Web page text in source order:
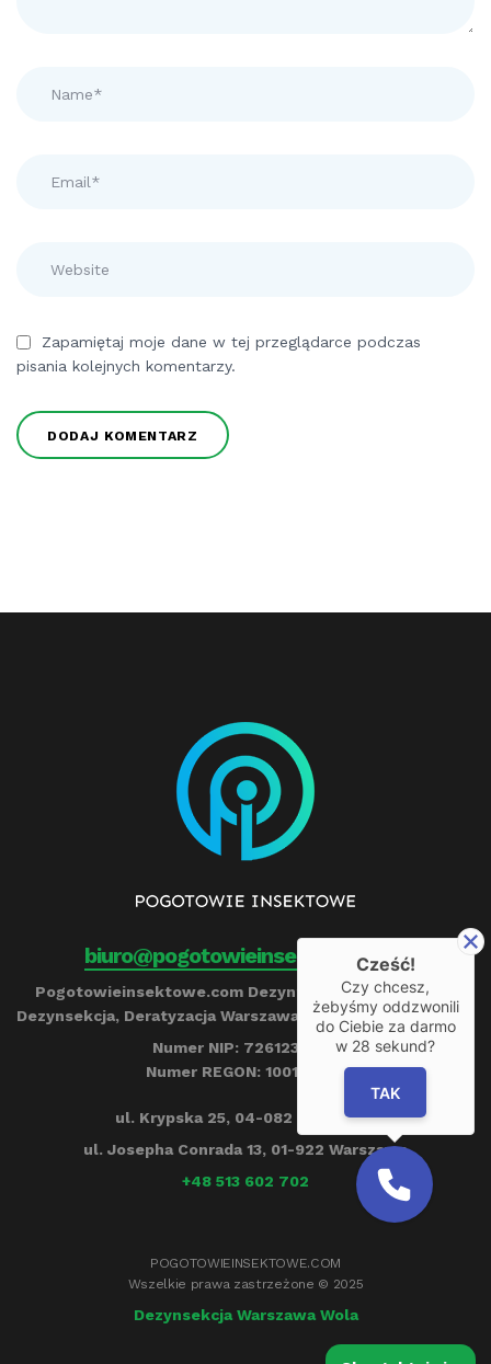
Zapamiętaj moje dane w tej przeglądarce podczas
pisania kolejnych komentarzy.
biuro@pogotowieinsektowe.com
Pogotowieinsektowe.com Dezynfekcja, Ozonowanie,
Dezynsekcja, Deratyzacja Warszawa Remigiusz Barczyński
Numer NIP: 7261239790
Numer REGON: 100153284
ul. Krypska 25, 04-082 Warszawa
ul. Josepha Conrada 13, 01-922 Warszawa
+48 513 602 702
POGOTOWIEINSEKTOWE.COM
Wszelkie prawa zastrzeżone © 2025
Dezynsekcja Warszawa Wola
Cześć!
Czy chcesz,
żebyśmy oddzwonili
do Ciebie za darmo
w 28 sekund?
TAK